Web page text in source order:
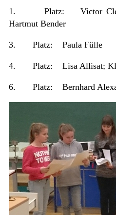
1. Platz: Victor
Hartmut Bender
3. Platz: Paula Fülle
4. Platz: Lisa Allisat;
6. Platz: Bernhard